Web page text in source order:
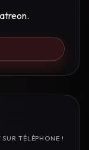
TÉLÉPHONE !